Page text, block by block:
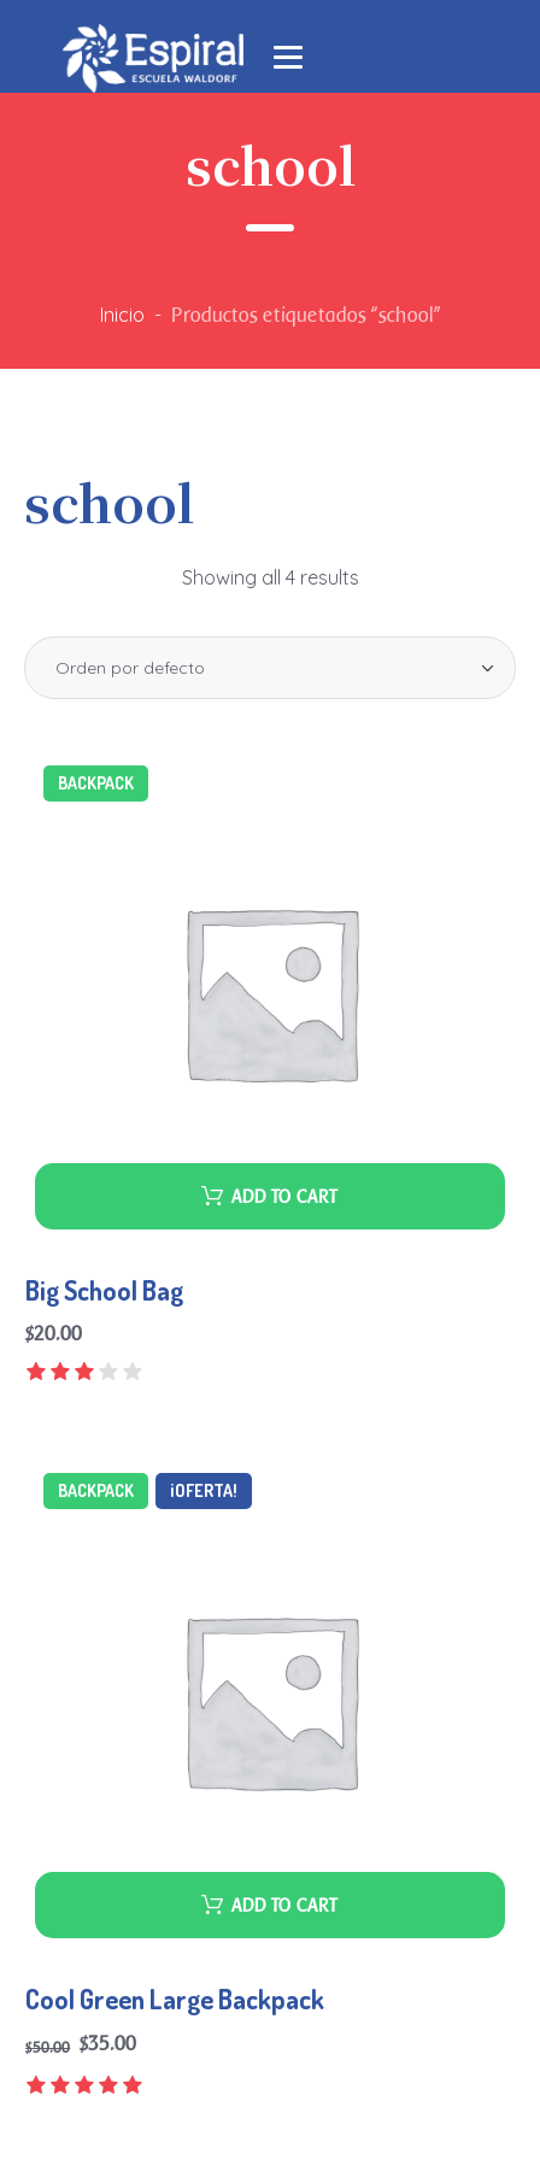
school
Inicio - Productos etiquetados “school”
school
Showing all 4 results
ADD TO CART
BACKPACK
Big School Bag
$20.00
ADD TO CART
BACKPACK ¡OFERTA!
Cool Green Large Backpack
$50.00 Original
price
$35.00Current
price